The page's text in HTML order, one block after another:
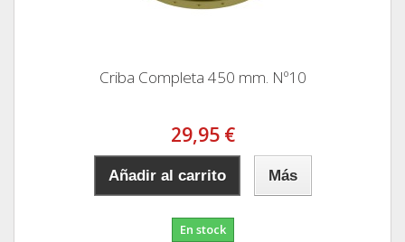
Criba Completa 450 mm. Nº10
29,95 €
Añadir al carrito Más
En stock